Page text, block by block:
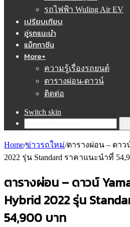
รถไฟฟ้า Wuling Air EV
เปรียบเทียบ
อู่รถแนะนำ
แม็กกาซีน
More+
ความรู้เรื่องรถยนต์
ตารางผ่อน-ดาวน์
ติดต่อ
Switch skin
Home/ข่าวรถใหม่/ตารางผ่อน – ดาวน์
2022 รุ่น Standard ราคาแนะนำที่
ตารางผ่อน – ดาวน์
Hybrid 2022 รุ่น
54,900 บาท